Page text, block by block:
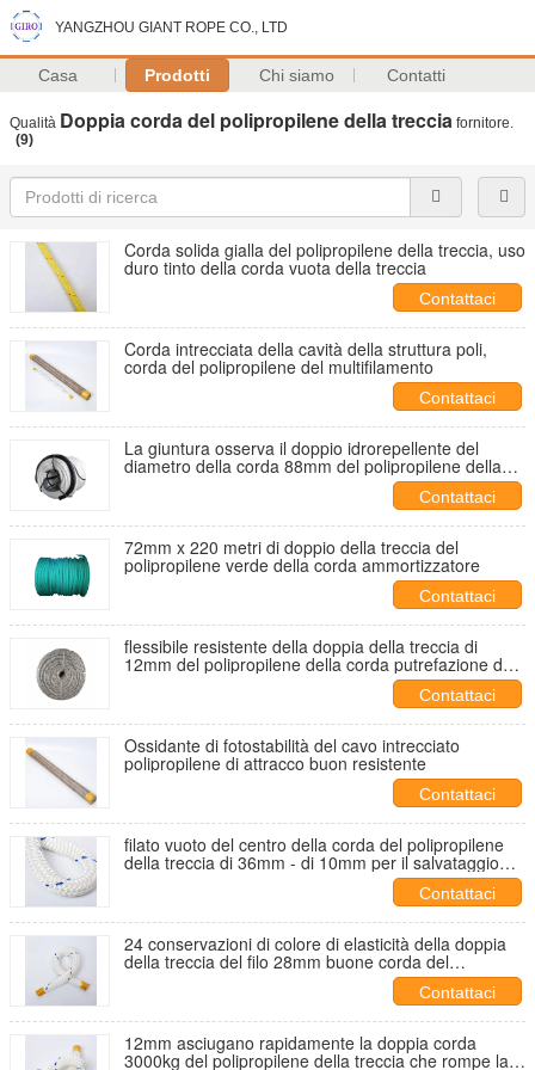
YANGZHOU GIANT ROPE CO., LTD
Casa Prodotti Chi siamo Contatti
Qualità Doppia corda del polipropilene della treccia fornitore.
(9)
Corda solida gialla del polipropilene della treccia, uso
duro tinto della corda vuota della treccia
Contattaci
Corda intrecciata della cavità della struttura poli,
corda del polipropilene del multifilamento
Contattaci
La giuntura osserva il doppio idrorepellente del
diametro della corda 88mm del polipropilene della
Contattaci
72mm x 220 metri di doppio della treccia del
polipropilene verde della corda ammortizzatore
Contattaci
flessibile resistente della doppia della treccia di
12mm del polipropilene della corda putrefazione del
Contattaci
Ossidante di fotostabilità del cavo intrecciato
polipropilene di attracco buon resistente
Contattaci
filato vuoto del centro della corda del polipropilene
della treccia di 36mm - di 10mm per il salvataggio
Contattaci
24 conservazioni di colore di elasticità della doppia
della treccia del filo 28mm buone corda del
Contattaci
12mm asciugano rapidamente la doppia corda
3000kg del polipropilene della treccia che rompe la